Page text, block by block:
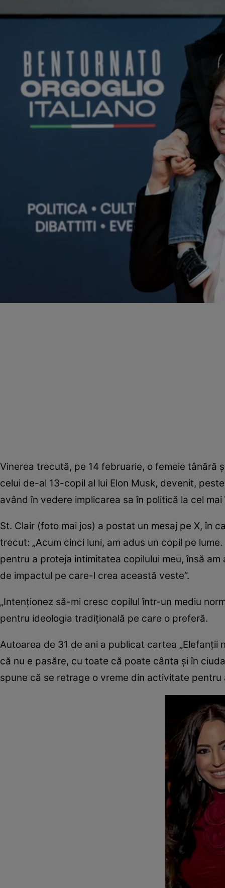
Vinerea trecută, pe 14 februarie, o femeie tânără
celui de-al 13-copil al lui Elon Musk, devenit,
având în vedere implicarea sa în politică la cel mai
St. Clair (foto mai jos) a postat un mesaj pe X, în
trecut: „Acum cinci luni, am adus un copil pe
pentru a proteja intimitatea copilului meu, însă
de impactul pe care-l crea această veste”.
„Intenționez să-mi cresc copilul într-un mediu
pentru ideologia tradițională pe care o preferă.
Autoarea de 31 de ani a publicat cartea „Elefanții
că nu e pasăre, cu toate că poate cânta și în
spune că se retrage o vreme din activitate pentru